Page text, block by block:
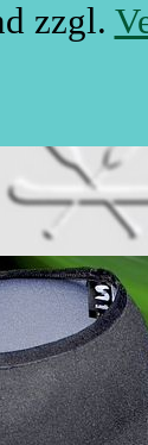
zzgl.